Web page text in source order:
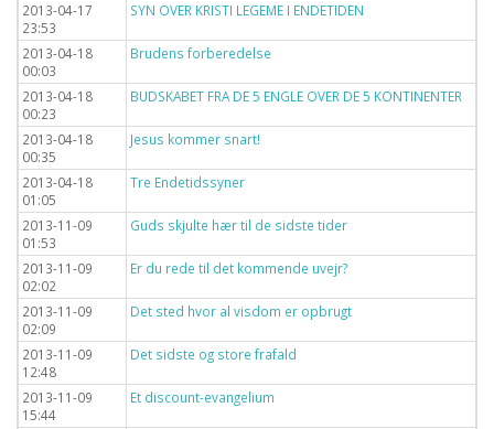
2013-04-17
23:53
SYN OVER KRISTI LEGEME I ENDETIDEN
2013-04-18
00:03
Brudens forberedelse
2013-04-18
00:23
BUDSKABET FRA DE 5 ENGLE OVER DE 5 KONTINENTER
2013-04-18
00:35
Jesus kommer snart!
2013-04-18
01:05
Tre Endetidssyner
2013-11-09
01:53
Guds skjulte hær til de sidste tider
2013-11-09
02:02
Er du rede til det kommende uvejr?
2013-11-09
02:09
Det sted hvor al visdom er opbrugt
2013-11-09
12:48
Det sidste og store frafald
2013-11-09
15:44
Et discount-evangelium